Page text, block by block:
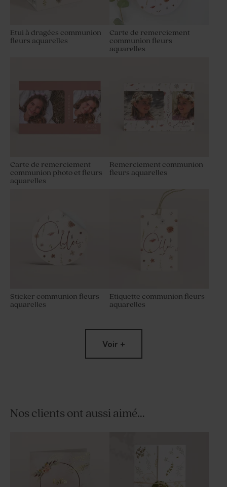
Etui à dragées communion
fleurs aquarelles
Carte de remerciement
communion fleurs
aquarelles
Carte de remerciement
communion photo et fleurs
aquarelles
Remerciement communion
fleurs aquarelles
Sticker communion fleurs
aquarelles
Etiquette communion fleurs
aquarelles
Limited
edition
Voir +
Nos clients ont aussi aimé...